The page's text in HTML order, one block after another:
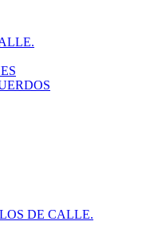
DE CALLE.